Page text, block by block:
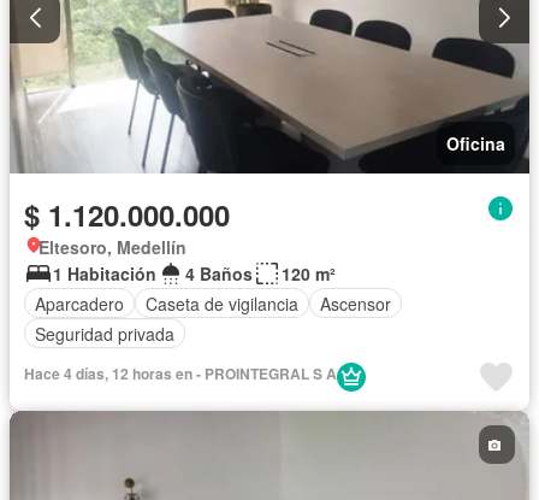
Oficina
$ 1.120.000.000
Eltesoro, Medellín
1 Habitación
4 Baños
120 m²
Aparcadero
Caseta de vigilancia
Ascensor
Seguridad privada
Hace 4 días, 12 horas en - PROINTEGRAL S A